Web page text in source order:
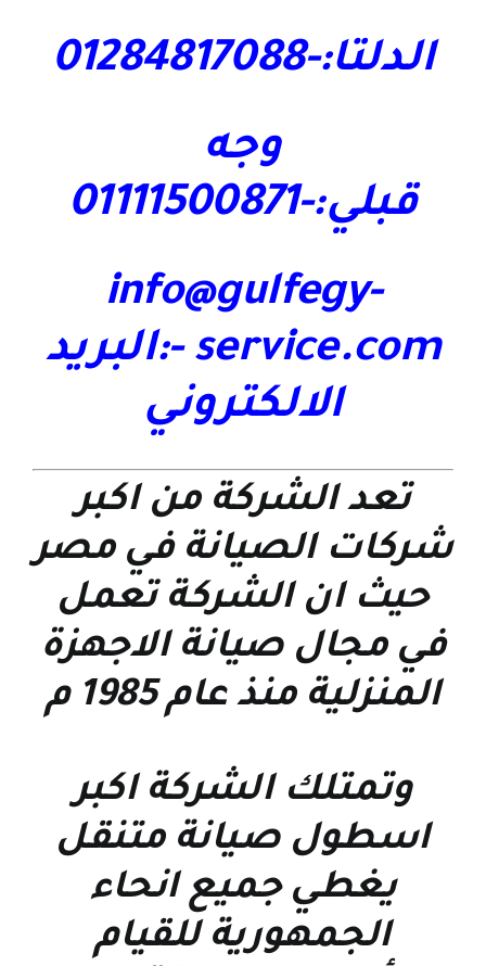
الدلتا:-01284817088
وجه
قبلي:-01111500871
info@gulfegy-
service.com -:البريد
الالكتروني
تعد الشركة من اكبر
شركات الصيانة في مصر
حيث ان الشركة تعمل
في مجال صيانة الاجهزة
المنزلية منذ عام 1985 م
وتمتلك الشركة اكبر
اسطول صيانة متنقل
يغطي جميع انحاء
الجمهورية للقيام